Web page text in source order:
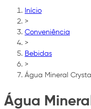
Início
>
Conveniência
>
Bebidas
>
Água Mineral
Água